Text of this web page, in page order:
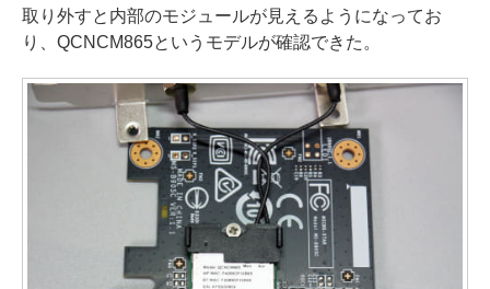
取り外すと内部のモジュールが見えるようになってお
り、QCNCM865というモデルが確認できた。